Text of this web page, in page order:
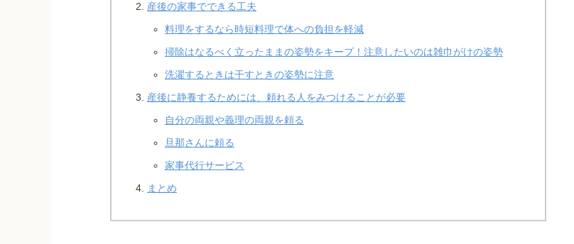
産後の家事でできる工夫
料理をするなら時短料理で体への負担を軽減
掃除はなるべく立ったままの姿勢をキープ！注意したいのは雑巾がけの姿勢
洗濯するときは干すときの姿勢に注意
産後に静養するためには、頼れる人をみつけることが必要
自分の両親や義理の両親を頼る
旦那さんに頼る
家事代行サービス
まとめ